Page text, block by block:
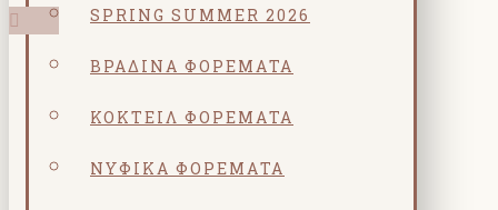
SPRING SUMMER 2026
ΒΡΑΔΙΝΆ ΦΟΡΈΜΑΤΑ
ΚΟΚΤΕΙΛ ΦΟΡΈΜΑΤΑ
ΝΥΦΙΚΆ ΦΟΡΈΜΑΤΑ